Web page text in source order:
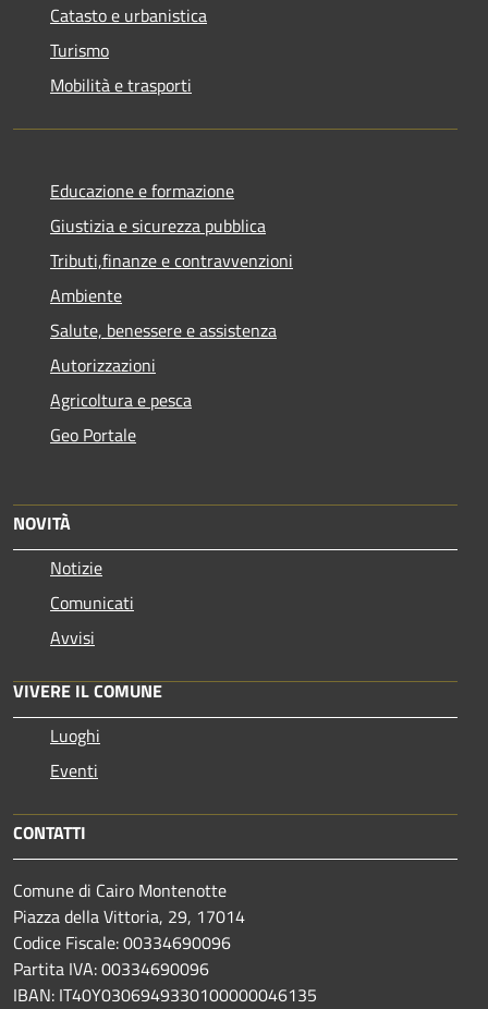
Catasto e urbanistica
Turismo
Mobilità e trasporti
Educazione e formazione
Giustizia e sicurezza pubblica
Tributi,finanze e contravvenzioni
Ambiente
Salute, benessere e assistenza
Autorizzazioni
Agricoltura e pesca
Geo Portale
NOVITÀ
Notizie
Comunicati
Avvisi
VIVERE IL COMUNE
Luoghi
Eventi
CONTATTI
Comune di Cairo Montenotte
Piazza della Vittoria, 29, 17014
Codice Fiscale: 00334690096
Partita IVA: 00334690096
IBAN: IT40Y0306949330100000046135